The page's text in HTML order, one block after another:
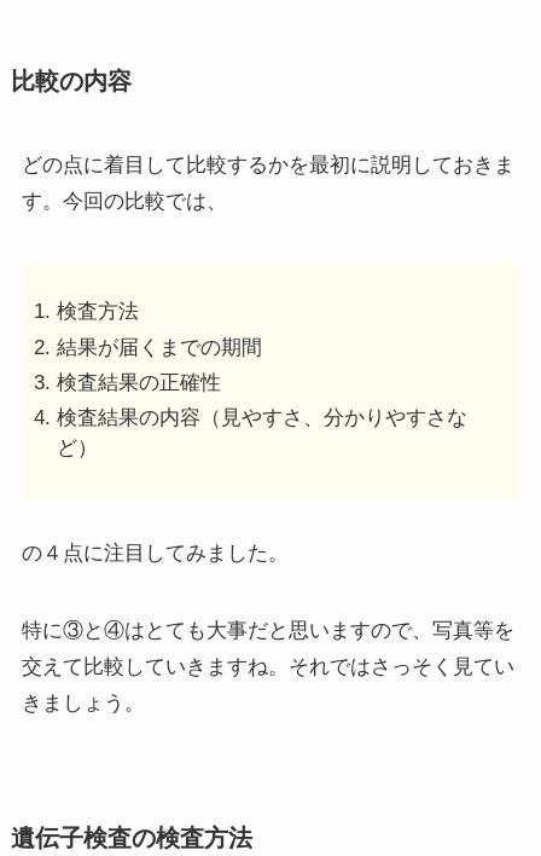
比較の内容
どの点に着目して比較するかを最初に説明しておきま
す。今回の比較では、
検査方法
結果が届くまでの期間
検査結果の正確性
検査結果の内容（見やすさ、分かりやすさな
ど）
の４点に注目してみました。
特に③と④はとても大事だと思いますので、写真等を
交えて比較していきますね。それではさっそく見てい
きましょう。
遺伝子検査の検査方法